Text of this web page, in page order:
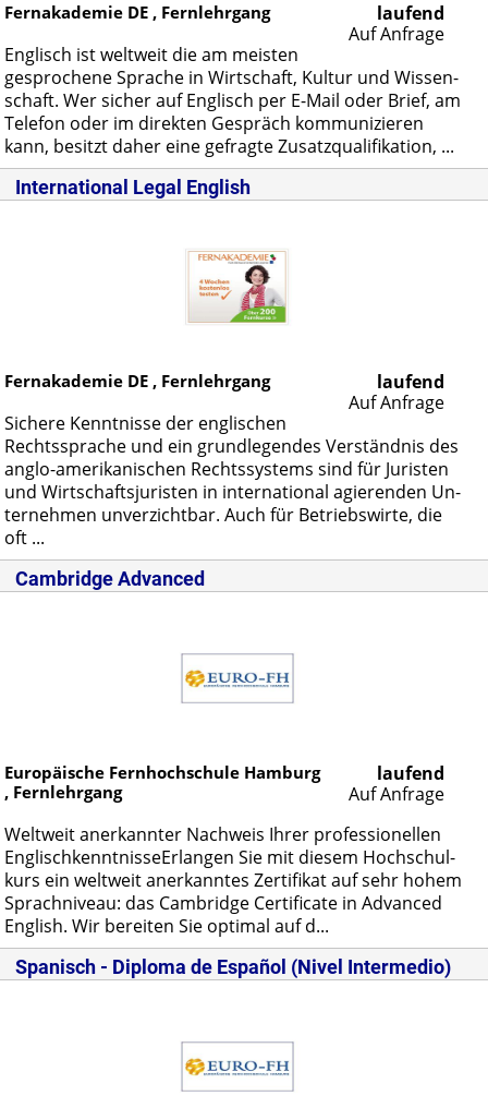
laufend
Auf Anfrage
Fernakademie DE , Fernlehrgang
Eng­lisch ist welt­weit die am meis­ten
ge­spro­che­ne Spra­che in Wirt­schaft, Kul­tur und Wis­sen­
schaft. Wer si­cher auf Eng­lisch per E-Mail oder Brief, am
Te­le­fon oder im di­rek­ten Ge­spräch kom­mu­ni­zie­ren
kann, be­sitzt da­her ei­ne ge­frag­te Zu­satz­qua­li­fi­ka­ti­on, ...
International Legal English
laufend
Auf Anfrage
Fernakademie DE , Fernlehrgang
Si­che­re Kennt­nis­se der eng­li­schen
Rechts­spra­che und ein grund­le­gen­des Ver­ständ­nis des
anglo-ame­ri­ka­ni­schen Rechts­sys­tems sind für Ju­ris­ten
und Wirt­schafts­ju­ris­ten in in­ter­na­tio­nal agie­ren­den Un­
ter­neh­men un­ver­zicht­bar. Auch für Be­triebs­wir­te, die
oft ...
Cambridge Advanced
laufend
Auf Anfrage
Europäische Fernhochschule Hamburg
, Fernlehrgang
Welt­weit an­er­kann­ter Nach­weis Ih­rer pro­fes­sio­nel­len
Eng­lisch­kennt­nis­seEr­lan­gen Sie mit die­sem Hoch­schul­
kurs ein welt­weit an­er­kann­tes Zer­ti­fi­kat auf sehr ho­hem
Sprach­ni­veau: das Cam­bridge Cer­ti­fi­ca­te in Ad­van­ced
Eng­lish. Wir be­rei­ten Sie op­ti­mal auf d...
Spanisch - Diploma de Español (Nivel Intermedio)